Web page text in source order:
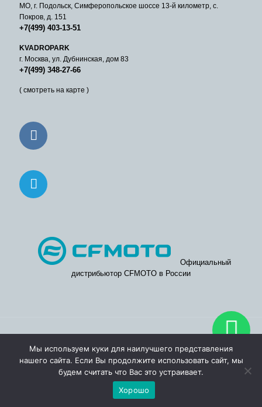
МО, г. Подольск, Симферопольское шоссе 13-й километр, с.
Покров, д. 151
+7(499) 403-13-51
KVADROPARK
г. Москва, ул. Дубнинская, дом 83
+7(499) 348-27-66
( смотреть на карте )
Официальный
дистрибьютор CFMOTO в России
и Московской области.
Мы используем куки для наилучшего представления
нашего сайта. Если Вы продолжите использовать сайт, мы
будем считать что Вас это устраивает.
Хорошо